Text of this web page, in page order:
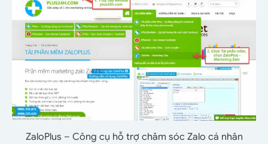
ZaloPlus – Công cụ hỗ trợ chăm sóc Zalo cá nhân